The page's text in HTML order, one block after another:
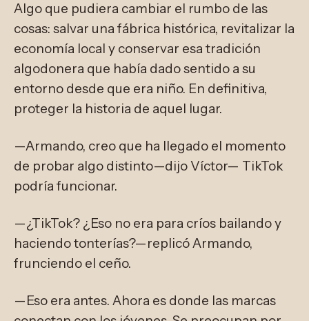
Algo que pudiera cambiar el rumbo de las
cosas: salvar una fábrica histórica, revitalizar la
economía local y conservar esa tradición
algodonera que había dado sentido a su
entorno desde que era niño. En definitiva,
proteger la historia de aquel lugar.
—Armando, creo que ha llegado el momento
de probar algo distinto—dijo Víctor— TikTok
podría funcionar.
—¿TikTok? ¿Eso no era para críos bailando y
haciendo tonterías?—replicó Armando,
frunciendo el ceño.
—Eso era antes. Ahora es donde las marcas